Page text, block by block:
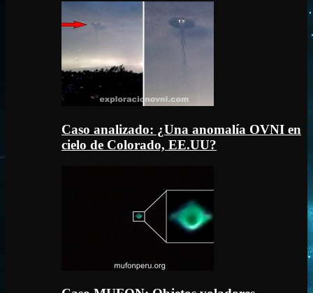
Caso analizado: ¿Una anomalía OVNI en
cielo de Colorado, EE.UU?